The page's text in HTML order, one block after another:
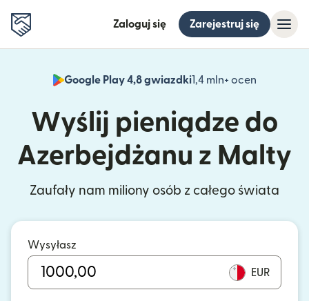
Zaloguj się Zarejestruj się
Google Play 4,8 gwiazdki1,4 mln+ ocen
(otwiera
Wyślij pieniądze do
Azerbejdżanu z Malty
Zaufały nam miliony osób z całego świata
Wysyłasz
EUR